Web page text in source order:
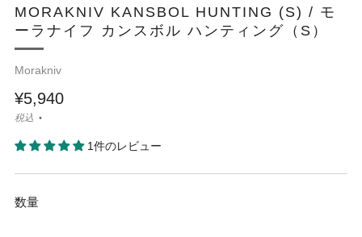
MORAKNIV KANSBOL HUNTING (S) / モ
ーラナイフ カンスボル ハンティング（S）
Morakniv
¥5,940
税込
1件のレビュー
数量